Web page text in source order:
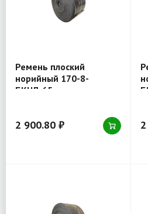
Ремень плоский
норийный 170-8-
БКНЛ-65
2 900.80 ₽